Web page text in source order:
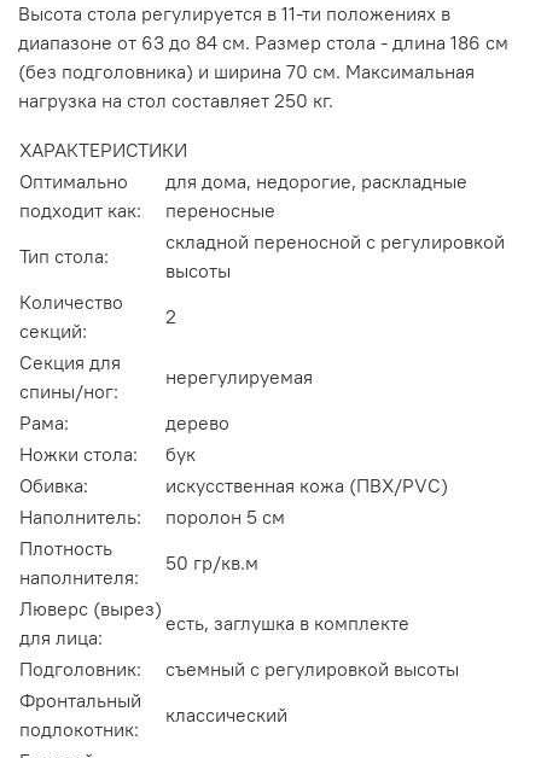
Высота стола регулируется в 11-ти положениях в
диапазоне от 63 до 84 см. Размер стола - длина 186 см
(без подголовника) и ширина 70 см. Максимальная
нагрузка на стол составляет 250 кг.
ХАРАКТЕРИСТИКИ
Оптимально
подходит как:
для дома, недорогие, раскладные
переносные
Тип стола:
складной переносной с регулировкой
высоты
Количество
секций:
2
Секция для
спины/ног:
нерегулируемая
Рама:
дерево
Ножки стола:
бук
Обивка:
искусственная кожа (ПВХ/PVC)
Наполнитель:
поролон 5 см
Плотность
наполнителя:
50 гр/кв.м
Люверс (вырез)
для лица:
есть, заглушка в комплекте
Подголовник:
съемный с регулировкой высоты
Фронтальный
подлокотник:
классический